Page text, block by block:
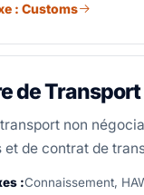
: Customs
de
non
et de contrat de
:Connaissement,